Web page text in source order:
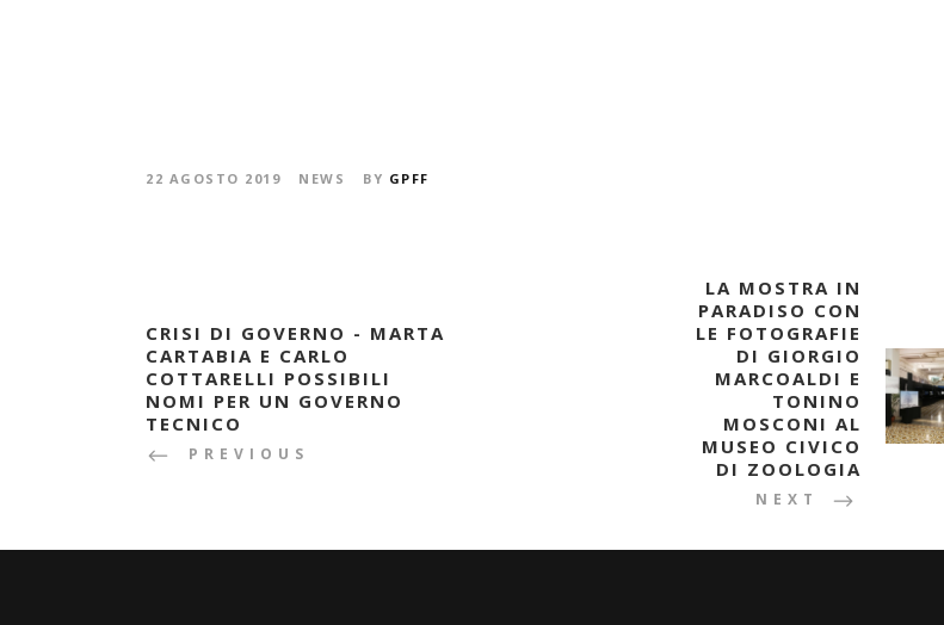
22 AGOSTO 2019 NEWS BY GPFF
CRISI DI GOVERNO - MARTA
CARTABIA E CARLO
COTTARELLI POSSIBILI
NOMI PER UN GOVERNO
TECNICO
PREVIOUS
LA MOSTRA IN
PARADISO CON
LE FOTOGRAFIE
DI GIORGIO
MARCOALDI E
TONINO
MOSCONI AL
MUSEO CIVICO
DI ZOOLOGIA
NEXT